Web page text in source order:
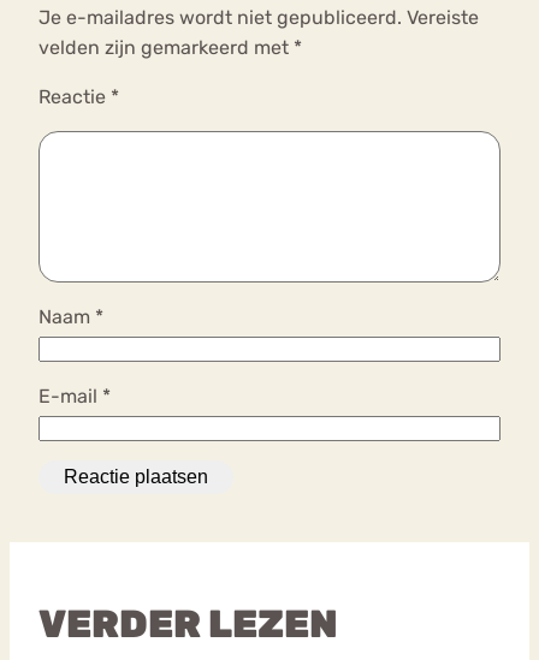
Je e-mailadres wordt niet gepubliceerd. Vereiste
velden zijn gemarkeerd met *
Reactie *
Naam *
E-mail *
VERDER LEZEN